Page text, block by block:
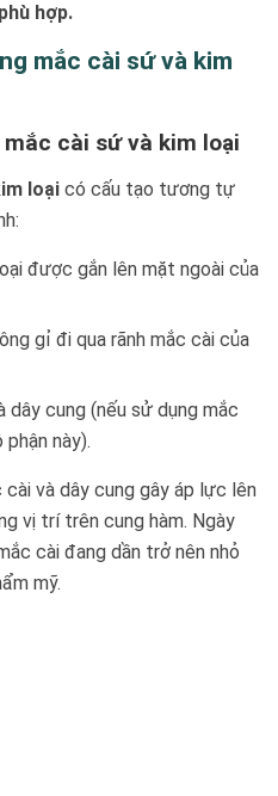
hợp.
mắc cài sứ và kim
cài sứ và kim loại
loại có cấu tạo tương tự
được gắn lên mặt ngoài của
gỉ đi qua rãnh mắc cài của
dây cung (nếu sử dụng mắc
này).
và dây cung gây áp lực lên
vị trí trên cung hàm. Ngày
cài đang dần trở nên nhỏ
mỹ.